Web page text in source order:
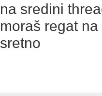
na sredini
moraš regat
sretno